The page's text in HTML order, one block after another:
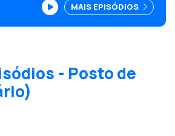
se tornou conhecida ao participar na
Triunfo, em 2018, na TVE,
obteve o terceiro lugar .
MAIS EPISÓDIOS
- Posto de